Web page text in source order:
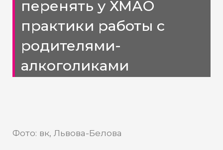
перенять у ХМАО
практики работы с
родителями-
алкоголиками
Фото: вк, Львова-Белова